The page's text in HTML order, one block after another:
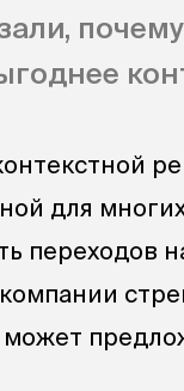
для
переходов